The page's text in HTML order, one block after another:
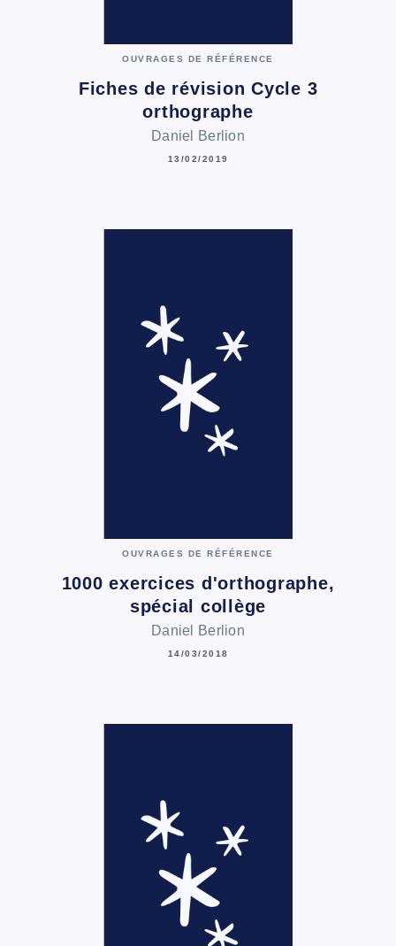
OUVRAGES DE RÉFÉRENCE
Fiches de révision Cycle 3
orthographe
Daniel Berlion
13/02/2019
OUVRAGES DE RÉFÉRENCE
1000 exercices d'orthographe,
spécial collège
Daniel Berlion
14/03/2018